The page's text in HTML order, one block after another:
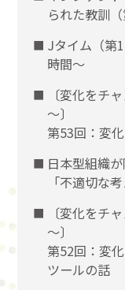
られた教訓（
Jタイム（第
時間～
〔変化をチ
〜〕
第53回：変
日本型組織
「不適切な
〔変化をチ
〜〕
第52回：変
ツールの話